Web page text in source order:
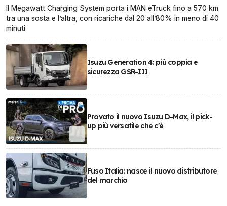
Il Megawatt Charging System porta i MAN eTruck fino a 570 km
tra una sosta e l’altra, con ricariche dal 20 all’80% in meno di 40
minuti
Isuzu Generation 4: più coppia e
sicurezza GSR-III
Provato il nuovo Isuzu D-Max, il pick-
up più versatile che c'è
Fuso Italia: nasce il nuovo distributore
del marchio